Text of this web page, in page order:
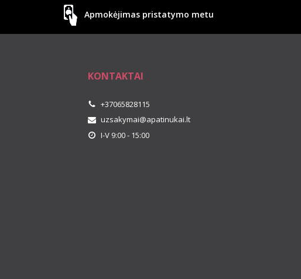
Apmokėjimas pristatymo metu
KONTAKTAI
+37065828115
uzsakymai@apatinukai.lt
I-V 9:00 - 15:00